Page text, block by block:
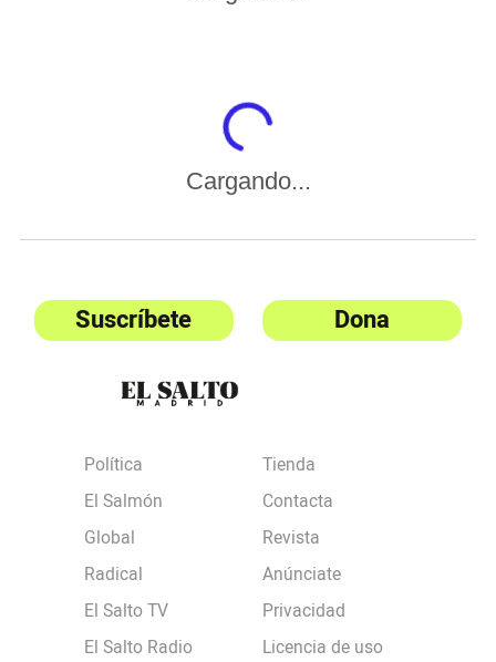
Cargando...
Suscríbete Dona
Política
El Salmón
Global
Radical
El Salto TV
El Salto Radio
Tienda
Contacta
Revista
Anúnciate
Privacidad
Licencia de uso